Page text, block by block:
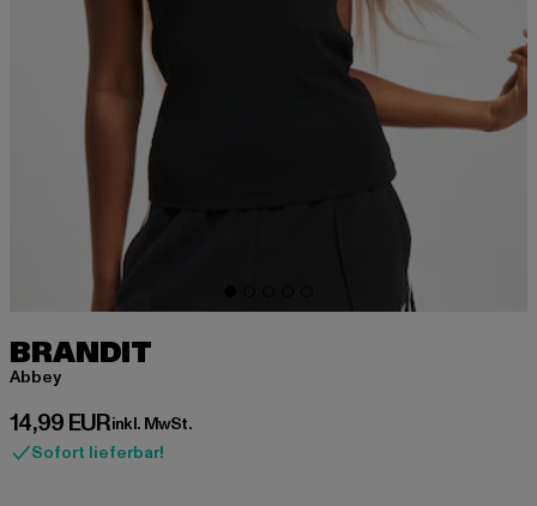
BRANDIT
Abbey
14,99 EUR
Derzeitiger Preis: 14,99 EUR
inkl. MwSt.
Sofort lieferbar!